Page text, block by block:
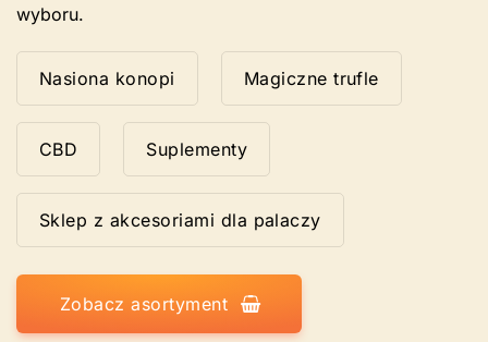
wyboru.
Nasiona konopi Magiczne trufle
CBD Suplementy
Sklep z akcesoriami dla palaczy
Zobacz asortyment